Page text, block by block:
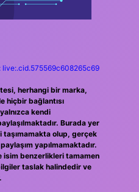
live:.cid.575569c608265c69
herhangi bir marka,
hiçbir bağlantısı
kendi
Burada yer
olup, gerçek
yapılmamaktadır.
isim benzerlikleri tamamen
taslak halindedir ve